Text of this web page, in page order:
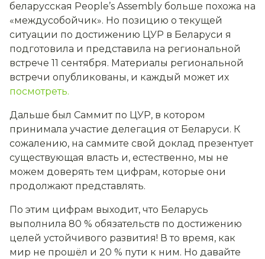
беларусская People’s Assembly больше похожа на
«междусобойчик». Но позицию о текущей
ситуации по достижению ЦУР в Беларуси я
подготовила и представила на региональной
встрече 11 сентября. Материалы региональной
встречи опубликованы, и каждый может их
посмотреть.
Дальше был Саммит по ЦУР, в котором
принимала участие делегация от Беларуси. К
сожалению, на саммите свой доклад презентует
существующая власть и, естественно, мы не
можем доверять тем цифрам, которые они
продолжают представлять.
По этим цифрам выходит, что Беларусь
выполнила 80 % обязательств по достижению
целей устойчивого развития! В то время, как
мир не прошёл и 20 % пути к ним. Но давайте